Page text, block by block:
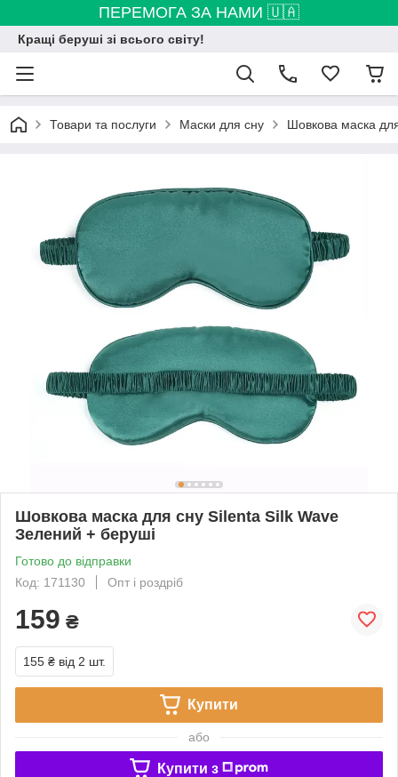
ПЕРЕМОГА ЗА НАМИ 🇺🇦
Кращі беруші зі всього світу!
Товари та послуги Маски для сну Шовкова маска
Шовкова маска для сну Silenta Silk Wave
Зелений + беруші
Готово до відправки
Код: 171130
Опт і роздріб
159 ₴
155 ₴ від 2 шт.
Купити
або
Купити з